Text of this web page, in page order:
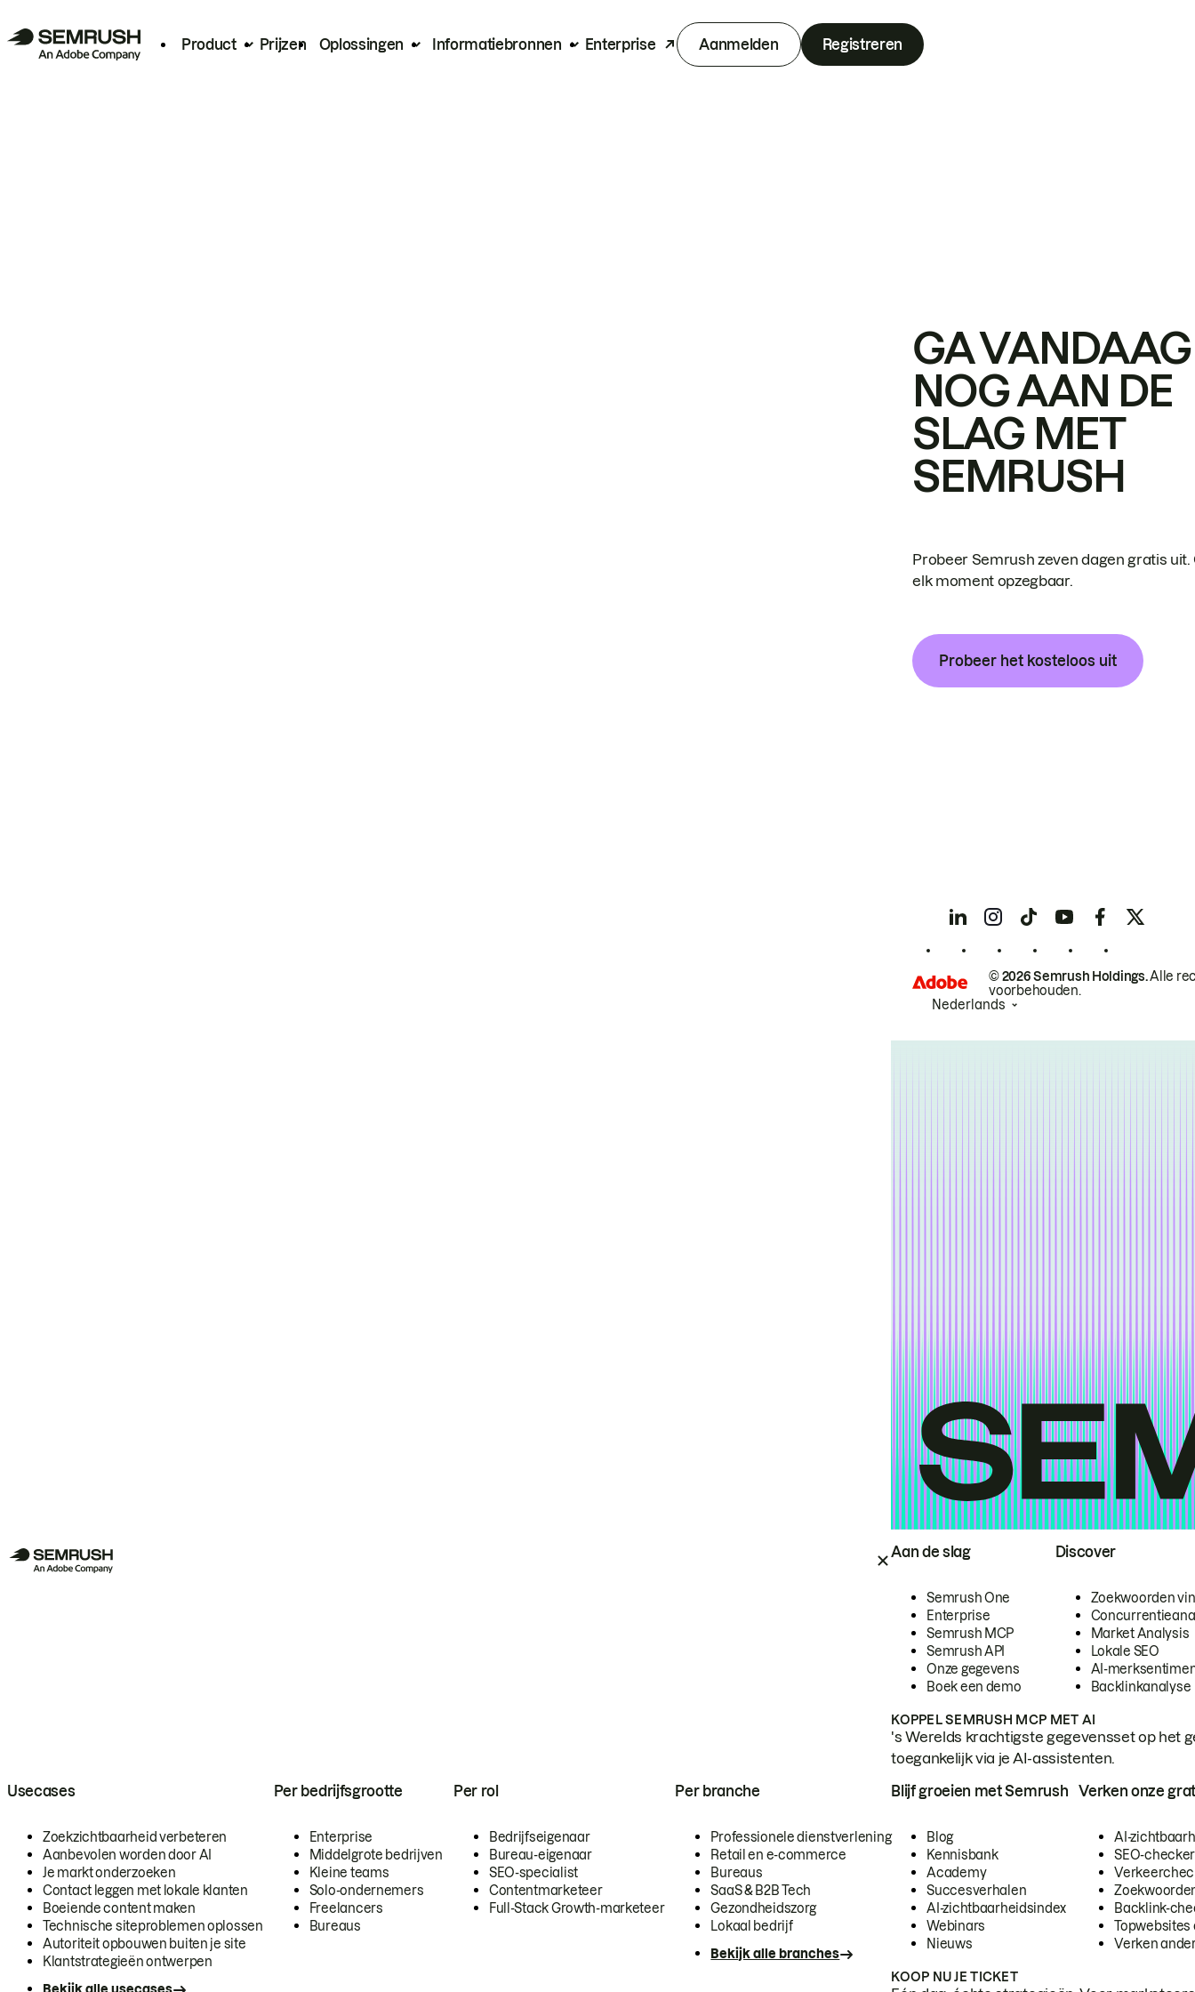
Product Prijzen Oplossingen Informatiebronnen Enterprise Aanmelden Registreren
Aan de slag
Semrush One
Enterprise
Semrush MCP
Semrush API
Onze gegevens
Boek een demo
Discover
Zoekwoorden
Market Analysis
Lokale SEO
AI-
Backlinkanalyse
KOPPEL SEMRUSH MCP MET AI
's Werelds krachtigste gegevensset op het
toegankelijk via je AI-assistenten.
Usecases
Zoekzichtbaarheid verbeteren
Aanbevolen worden door AI
Je markt onderzoeken
Contact leggen met lokale klanten
Boeiende content maken
Technische siteproblemen oplossen
Autoriteit opbouwen buiten je site
Klantstrategieën ontwerpen
Per bedrijfsgrootte
Enterprise
Middelgrote bedrijven
Kleine teams
Solo-ondernemers
Freelancers
Bureaus
Per rol
Bedrijfseigenaar
Bureau-eigenaar
SEO-specialist
Contentmarketeer
Full-Stack Growth-marketeer
Per branche
Professionele dienstverlening
Retail en e-commerce
Bureaus
SaaS & B2B Tech
Gezondheidszorg
Lokaal bedrijf
Bekijk alle branches
Blijf groeien met Semrush
Blog
Kennisbank
Academy
Succesverhalen
AI-zichtbaarheidsindex
Webinars
Nieuws
Verken onze
AI-
SEO-checker
Backlink-
Topwebsites
Verken
KOOP NU JE TICKET
GA VANDAAG
NOG AAN DE
SLAG MET
SEMRUSH
Probeer Semrush zeven dagen gratis uit.
elk moment opzegbaar.
Probeer het kosteloos uit
© 2026 Semrush Holdings.Alle
voorbehouden.
Nederlands